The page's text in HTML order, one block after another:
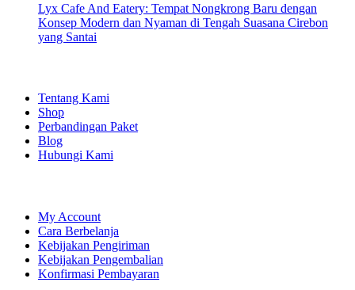
Lyx Cafe And Eatery: Tempat Nongkrong Baru dengan
Konsep Modern dan Nyaman di Tengah Suasana Cirebon
yang Santai
Tentang Kami
Shop
Perbandingan Paket
Blog
Hubungi Kami
My Account
Cara Berbelanja
Kebijakan Pengiriman
Kebijakan Pengembalian
Konfirmasi Pembayaran